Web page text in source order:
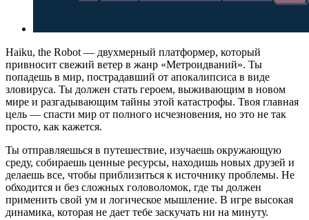
Haiku, the Robot — двухмерный платформер, который
привносит свежий ветер в жанр «Метроидваний». Ты
попадешь в мир, пострадавший от апокалипсиса в виде
зловируса. Ты должен стать героем, выживающим в новом
мире и разгадывающим тайны этой катастрофы. Твоя главная
цель — спасти мир от полного исчезновения, но это не так
просто, как кажется.
Ты отправляешься в путешествие, изучаешь окружающую
среду, собираешь ценные ресурсы, находишь новых друзей и
делаешь все, чтобы приблизиться к источнику проблемы. Не
обходится и без сложных головоломок, где ты должен
применить свой ум и логическое мышление. В игре высокая
динамика, которая не дает тебе заскучать ни на минуту.